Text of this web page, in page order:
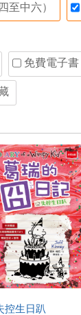
至中六）
免費電子書
控生日趴